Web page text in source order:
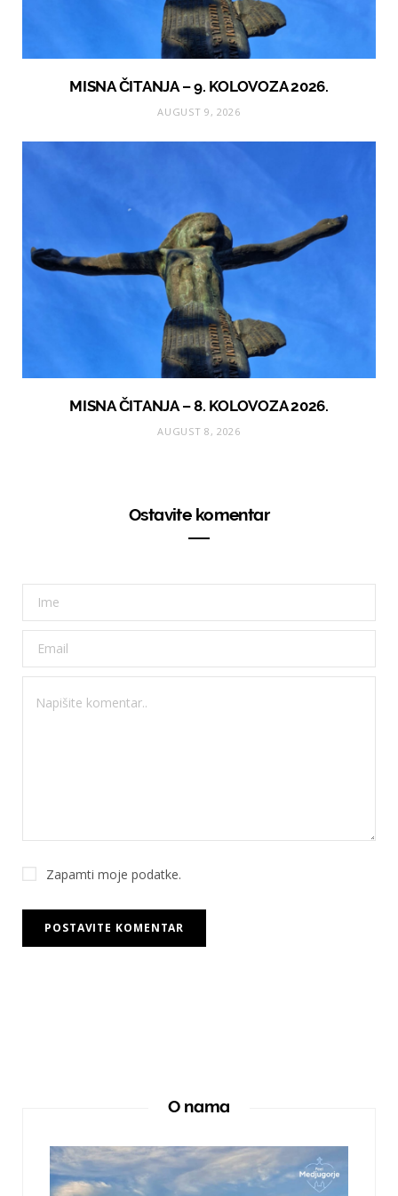
MISNA ČITANJA – 9. KOLOVOZA 2026.
AUGUST 9, 2026
MISNA ČITANJA – 8. KOLOVOZA 2026.
AUGUST 8, 2026
Ostavite komentar
Zapamti moje podatke.
O nama